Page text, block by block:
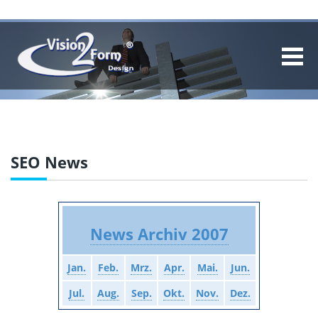
SEO News
News Archiv 2007
Jan. Feb. Mrz. Apr. Mai.
Jun.
Jul.
Aug. Sep. Okt. Nov. Dez.